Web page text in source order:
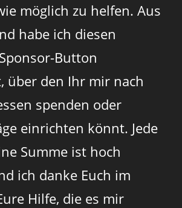
möglich zu helfen. Aus
habe ich diesen
Button
über den Ihr mir nach
spenden oder
einrichten könnt. Jede
Summe ist hoch
ich danke Euch im
Hilfe, die es mir